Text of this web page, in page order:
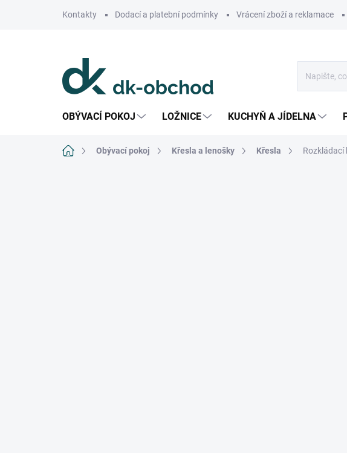
Kontakty Dodací a platební podmínky Vrácení zboží a reklamace
OBÝVACÍ POKOJ LOŽNICE KUCHYŇ A JÍDELNA
Domů Obývací pokoj Křesla a lenošky Křesla Rozkládací